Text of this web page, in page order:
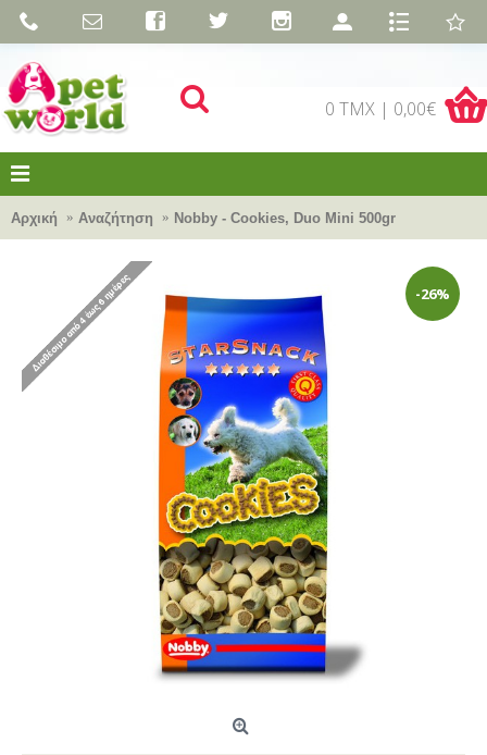
0 TMX | 0,00€
Αρχική Αναζήτηση Nobby - Cookies, Duo Mini 500gr
-26%